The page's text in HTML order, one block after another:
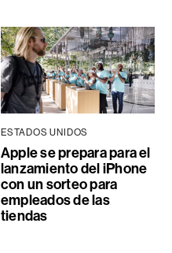
ESTADOS UNIDOS
Apple se prepara para el
lanzamiento del iPhone
con un sorteo para
empleados de las
tiendas